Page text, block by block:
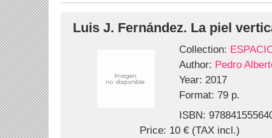
Luis J. Fernández. La piel
Collection:
Author: Pedro
Year: 2017
Format: 79 p.
ISBN:
Price: 10 € (TAX incl.)